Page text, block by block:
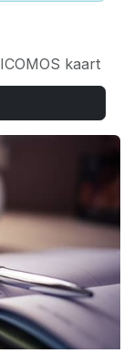
kaart